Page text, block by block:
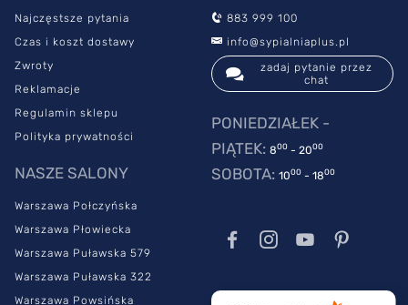
Najczęstsze pytania
Czas i koszt dostawy
Zwroty
Reklamacje
Regulamin sklepu
Polityka prywatności
NASZE SALONY
Warszawa Połczyńska
Warszawa Płowiecka
Warszawa Puławska 579
Warszawa Puławska 322
Warszawa Powsińska
883 999 100
info@sypialniaplus.pl
zadaj pytanie przez
chat
PONIEDZIAŁEK -
PIĄTEK: 800 - 2000
SOBOTA: 1000 - 1800